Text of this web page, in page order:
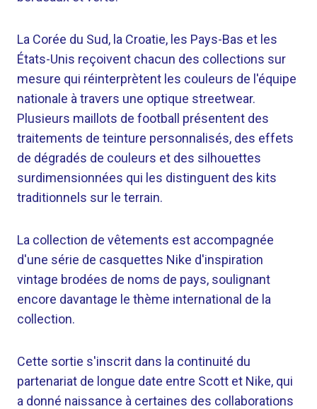
La Corée du Sud, la Croatie, les Pays-Bas et les
États-Unis reçoivent chacun des collections sur
mesure qui réinterprètent les couleurs de l'équipe
nationale à travers une optique streetwear.
Plusieurs maillots de football présentent des
traitements de teinture personnalisés, des effets
de dégradés de couleurs et des silhouettes
surdimensionnées qui les distinguent des kits
traditionnels sur le terrain.
La collection de vêtements est accompagnée
d'une série de casquettes Nike d'inspiration
vintage brodées de noms de pays, soulignant
encore davantage le thème international de la
collection.
Cette sortie s'inscrit dans la continuité du
partenariat de longue date entre Scott et Nike, qui
a donné naissance à certaines des collaborations